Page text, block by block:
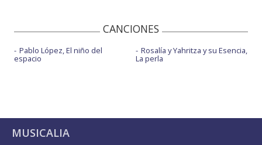
CANCIONES
Pablo López, El niño del
espacio
Rosalía y Yahritza y su Esencia,
La perla
MUSICALIA